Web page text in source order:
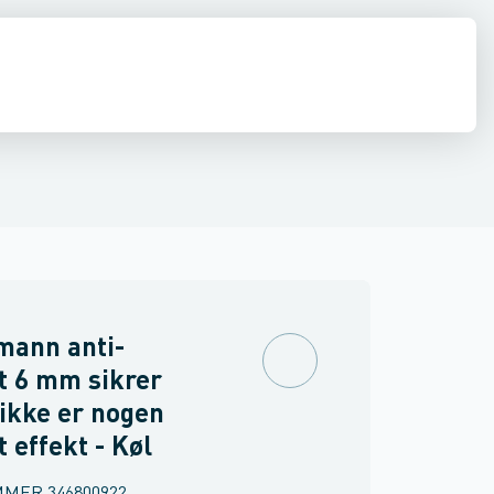
anti-
6 mm sikrer
er nogen
effekt - Køl